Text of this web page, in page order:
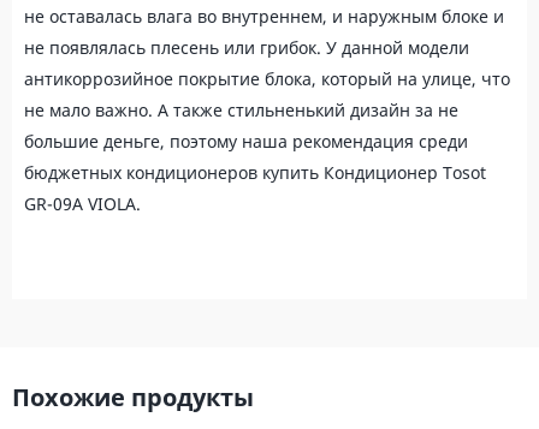
не оставалась влага во внутреннем, и наружным блоке и
не появлялась плесень или грибок. У данной модели
антикоррозийное покрытие блока, который на улице, что
не мало важно. А также стильненький дизайн за не
большие деньге, поэтому наша рекомендация среди
бюджетных кондиционеров купить Кондиционер Tosot
GR-09A VIOLA.
Похожие продукты